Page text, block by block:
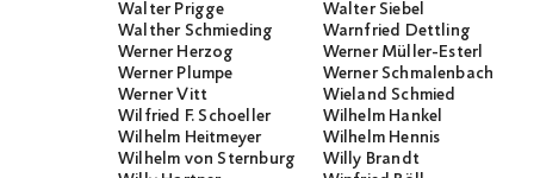
Walter Prigge
Walter Siebel
Walther Schmieding
Warnfried Dettling
Werner Herzog
Werner Müller-Esterl
Werner Plumpe
Werner Schmalenbach
Werner Vitt
Wieland Schmied
Wilfried F. Schoeller
Wilhelm Hankel
Wilhelm Heitmeyer
Wilhelm Hennis
Wilhelm von Sternburg
Willy Brandt